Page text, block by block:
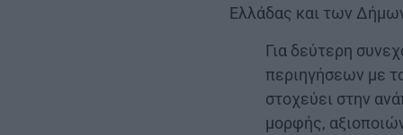
Ελλάδας και των
Για δεύτερη
περιηγήσεων με
στοχεύει στην
μορφής,